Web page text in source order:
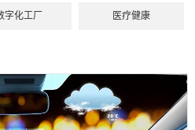
字化工厂 医疗健康